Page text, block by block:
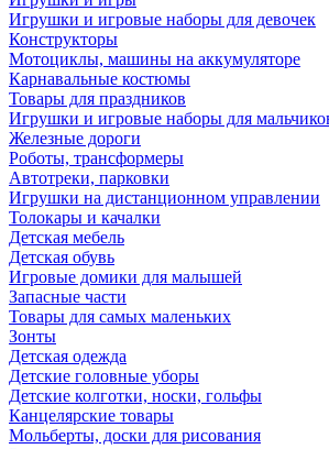
Игрушки и игровые наборы для девочек
Конструкторы
Мотоциклы, машины на аккумуляторе
Карнавальные костюмы
Товары для праздников
Игрушки и игровые наборы для
Железные дороги
Роботы, трансформеры
Автотреки, парковки
Игрушки на дистанционном управлении
Толокары и качалки
Детская мебель
Детская обувь
Игровые домики для малышей
Запасные части
Товары для самых маленьких
Зонты
Детская одежда
Детские головные уборы
Детские колготки, носки, гольфы
Канцелярские товары
Мольберты, доски для рисования